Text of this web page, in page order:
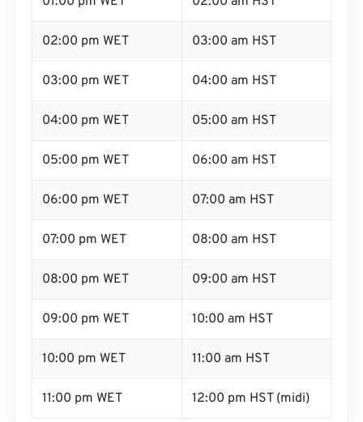
02:00 pm WET 03:00 am HST
03:00 pm WET 04:00 am HST
04:00 pm WET 05:00 am HST
05:00 pm WET 06:00 am HST
06:00 pm WET 07:00 am HST
07:00 pm WET 08:00 am HST
08:00 pm WET 09:00 am HST
09:00 pm WET 10:00 am HST
10:00 pm WET 11:00 am HST
11:00 pm WET 12:00 pm HST (midi)